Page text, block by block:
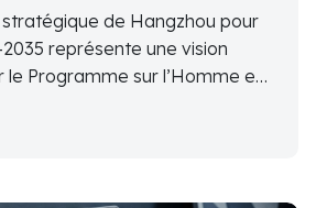
(UNESCO) de Hangzhou pour
représente une vision
le Programme sur l’Homme et
visant à établir une base